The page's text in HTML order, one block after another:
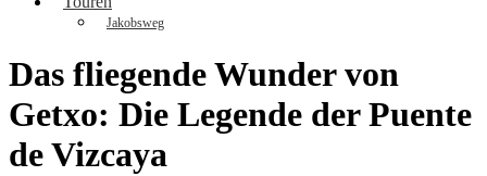
Bardenas Reales
Jakobsweg
Das fliegende Wunder von
Getxo: Die Legende der Puente
de Vizcaya